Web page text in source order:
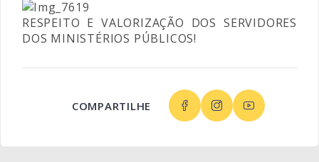
RESPEITO E VALORIZAÇÃO DOS SERVIDORES
DOS MINISTÉRIOS PÚBLICOS!
COMPARTILHE